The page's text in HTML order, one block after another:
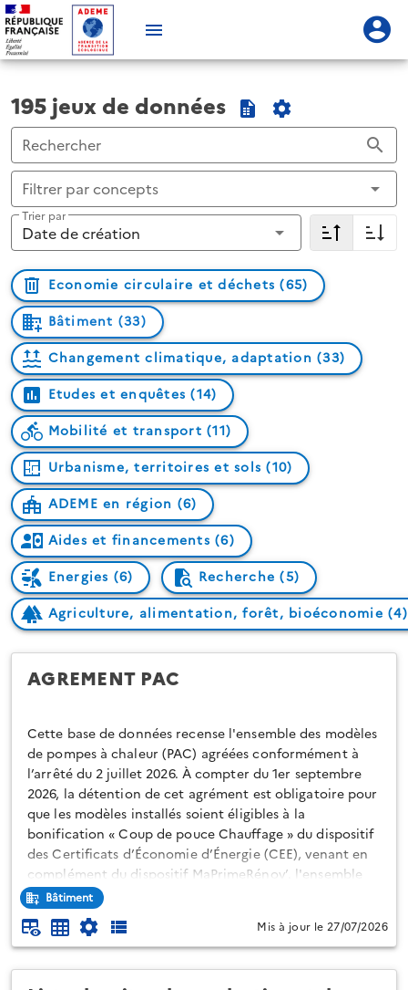
195 jeux de données
Rechercher
Filtrer par concepts
Trier par
Date de création
Economie circulaire et déchets (65)
Bâtiment (33)
Changement climatique, adaptation (33)
Etudes et enquêtes (14)
Mobilité et transport (11)
Urbanisme, territoires et sols (10)
ADEME en région (6)
Aides et financements (6)
Energies (6)
Recherche (5)
Agriculture, alimentation, forêt, bioéconomie (4)
AGREMENT PAC
Cette base de données recense l'ensemble des modèles
de pompes à chaleur (PAC) agréées conformément à
l’arrêté du 2 juillet 2026. À compter du 1er septembre
2026, la détention de cet agrément est obligatoire pour
que les modèles installés soient éligibles à la
bonification « Coup de pouce Chauffage » du dispositif
des Certificats d’Économie d’Énergie (CEE), venant en
complément du dispositif MaPrimeRénov’. l'ensemble
des données disponibles sur le site
https://bonus-pac.ademe.fr/
dans ce jeux de données.
Bâtiment
Mis à jour le 27/07/2026